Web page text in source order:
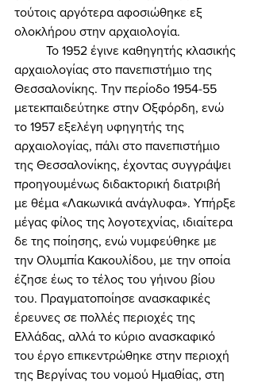
τούτοις αργότερα αφοσιώθηκε εξ
ολοκλήρου στην αρχαιολογία.
αρχαιολογίας στο πανεπιστήμιο της
Θεσσαλονίκης. Την περίοδο 1954-55
μετεκπαιδεύτηκε στην Οξφόρδη, ενώ
το 1957 εξελέγη υφηγητής της
αρχαιολογίας, πάλι στο πανεπιστήμιο
της Θεσσαλονίκης, έχοντας συγγράψει
προηγουμένως διδακτορική διατριβή
με θέμα «Λακωνικά ανάγλυφα». Υπήρξε
μέγας φίλος της λογοτεχνίας, ιδιαίτερα
δε της ποίησης, ενώ νυμφεύθηκε με
την Ολυμπία Κακουλίδου, με την οποία
έζησε έως το τέλος του γήινου βίου
του. Πραγματοποίησε ανασκαφικές
έρευνες σε πολλές περιοχές της
Ελλάδας, αλλά το κύριο ανασκαφικό
του έργο επικεντρώθηκε στην περιοχή
της Βεργίνας του νομού Ημαθίας, στη